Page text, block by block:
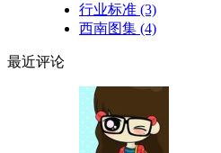
行业标准 (3)
西南图集 (4)
最近评论